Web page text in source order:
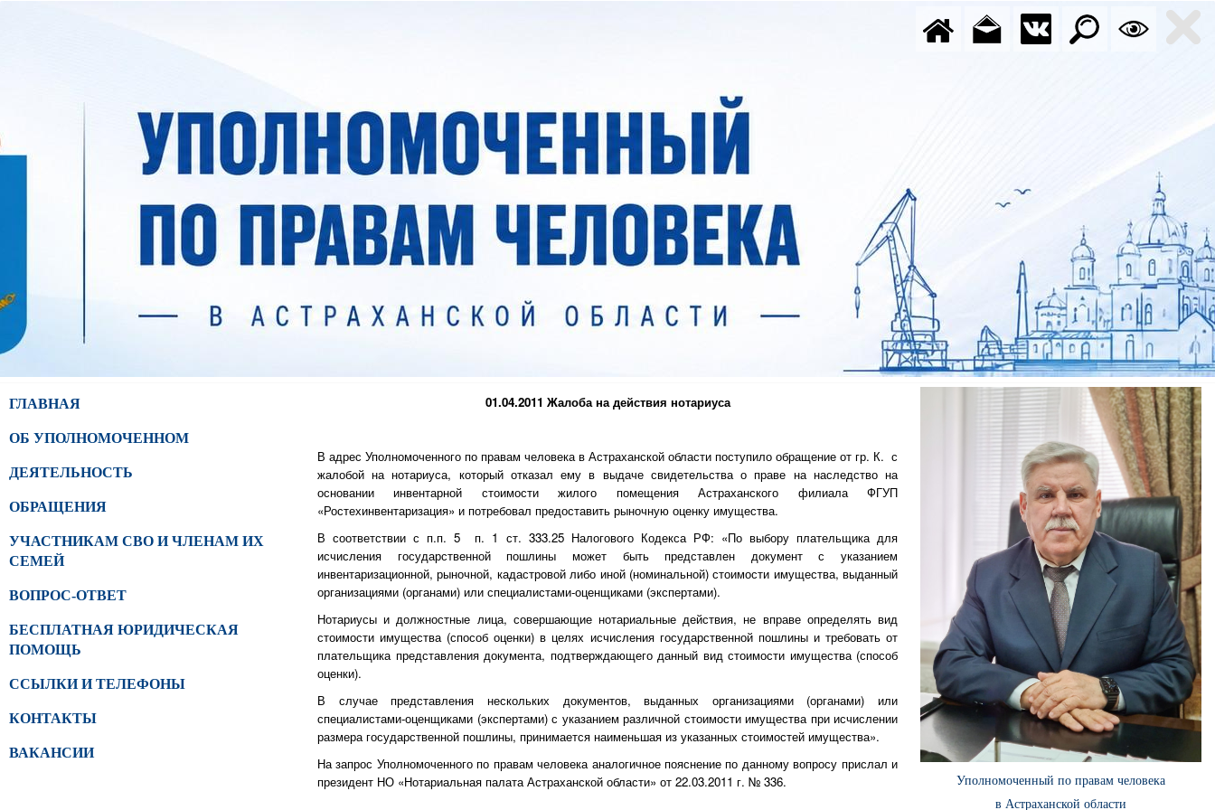
ГЛАВНАЯ
ОБ УПОЛНОМОЧЕННОМ
ДЕЯТЕЛЬНОСТЬ
ОБРАЩЕНИЯ
УЧАСТНИКАМ СВО И ЧЛЕНАМ ИХ
СЕМЕЙ
ВОПРОС-ОТВЕТ
БЕСПЛАТНАЯ ЮРИДИЧЕСКАЯ
ПОМОЩЬ
ССЫЛКИ И ТЕЛЕФОНЫ
КОНТАКТЫ
ВАКАНСИИ
Уполномоченный по правам человека
в Астраханской области
01.04.2011 Жалоба на действия нотариуса
В адрес Уполномоченного по правам человека в Астраханской области поступило обращение от гр. К. с
жалобой на нотариуса, который отказал ему в выдаче свидетельства о праве на наследство на
основании инвентарной стоимости жилого помещения Астраханского филиала ФГУП
«Ростехинвентаризация» и потребовал предоставить рыночную оценку имущества.
В соответствии с п.п. 5 п. 1 ст. 333.25 Налогового Кодекса РФ: «По выбору плательщика для
исчисления государственной пошлины может быть представлен документ с указанием
инвентаризационной, рыночной, кадастровой либо иной (номинальной) стоимости имущества, выданный
организациями (органами) или специалистами-оценщиками (экспертами).
Нотариусы и должностные лица, совершающие нотариальные действия, не вправе определять вид
стоимости имущества (способ оценки) в целях исчисления государственной пошлины и требовать от
плательщика представления документа, подтверждающего данный вид стоимости имущества (способ
оценки).
В случае представления нескольких документов, выданных организациями (органами) или
специалистами-оценщиками (экспертами) с указанием различной стоимости имущества при исчислении
размера государственной пошлины, принимается наименьшая из указанных стоимостей имущества».
На запрос Уполномоченного по правам человека аналогичное пояснение по данному вопросу прислал и
президент НО «Нотариальная палата Астраханской области» от 22.03.2011 г. № 336.